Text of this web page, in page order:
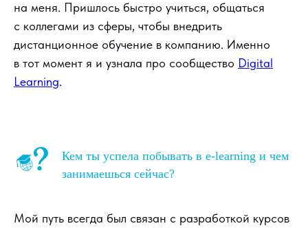
на меня. Пришлось быстро учиться, общаться
с коллегами из сферы, чтобы внедрить
дистанционное обучение в компанию. Именно
в тот момент я и узнала про сообщество Digital
Learning.
Кем ты успела побывать в e-learning и чем
занимаешься сейчас?
Мой путь всегда был связан с разработкой курсов